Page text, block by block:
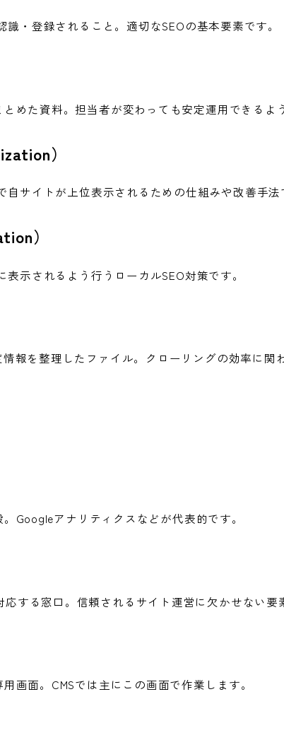
・登録されること。適切なSEOの基本要素です。
めた資料。担当者が変わっても安定運用できるよ
）
自サイトが上位表示されるための仕組みや改善手法
）
示されるよう行うローカルSEO対策です。
報を整理したファイル。クローリングの効率に関
Googleアナリティクスなどが代表的です。
する窓口。信頼されるサイト運営に欠かせない要
画面。CMSでは主にこの画面で作業します。